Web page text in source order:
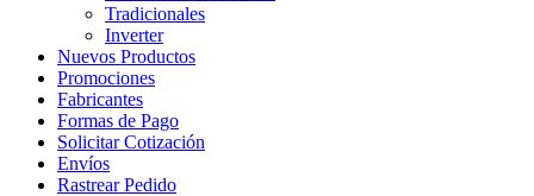
Tradicionales
Inverter
Nuevos Productos
Promociones
Fabricantes
Formas de Pago
Solicitar Cotización
Envíos
Rastrear Pedido